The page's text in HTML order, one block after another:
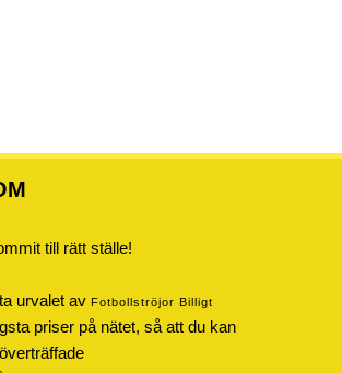
till rätt ställe!
urvalet av Fotbollströjor Billigt
priser på nätet, så att du kan